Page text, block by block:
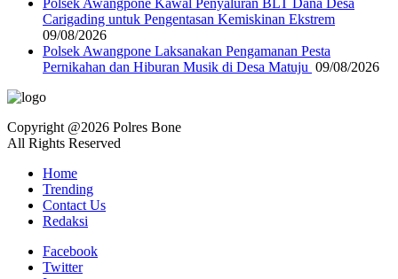
‎Polsek Awangpone Kawal Penyaluran BLT Dana Desa
Carigading untuk Pengentasan Kemiskinan Ekstrem
09/08/2026
‎Polsek Awangpone Laksanakan Pengamanan Pesta
Pernikahan dan Hiburan Musik di Desa Matuju ‎ 09/08/2026
Copyright @2026 Polres Bone
All Rights Reserved
Home
Trending
Contact Us
Redaksi
Facebook
Twitter